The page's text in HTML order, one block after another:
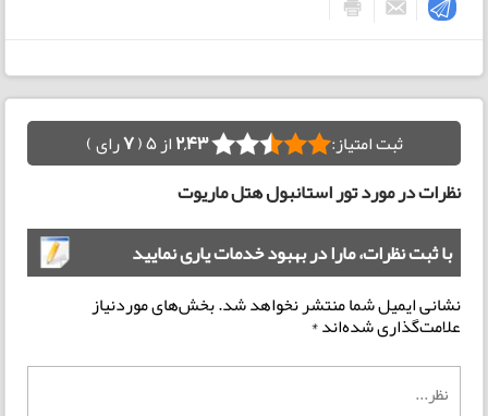
ثبت امتیاز: 2,43از 5 ( 7رای )
نظرات در مورد تور استانبول هتل ماریوت
با ثبت نظرات، مارا در بهبود خدمات یاری نمایید
نشانی ایمیل شما منتشر نخواهد شد.بخش‌های موردنیاز
علامت‌گذاری شده‌اند*